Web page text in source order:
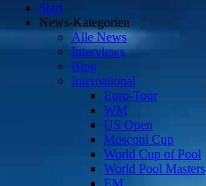
Start
News-Kategorien
Alle News
Interviews
Blog
International
Euro-Tour
WM
US Open
Mosconi Cup
World Cup of Pool
World Pool Masters
EM